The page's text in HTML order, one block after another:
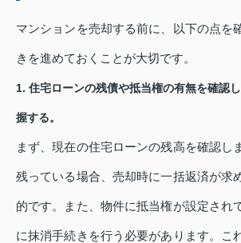
マンションを売却する前に、以下の点を
きを進めておくことが大切です。
1. 住宅ローンの残債や抵当権の有無を確認
握する。
まず、現在の住宅ローンの残高を確認し
残っている場合、売却時に一括返済が求
的です。また、物件に抵当権が設定され
に抹消手続きを行う必要があります。こ